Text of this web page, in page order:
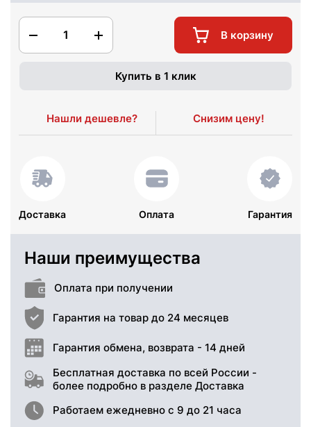
1 В корзину
Купить в 1 клик
Нашли дешевле? Снизим цену!
Доставка Оплата Гарантия
Наши преимущества
Оплата при получении
Гарантия на товар до 24 месяцев
Гарантия обмена, возврата - 14 дней
Бесплатная доставка по всей России -
более подробно в разделе Доставка
Работаем ежедневно с 9 до 21 часа